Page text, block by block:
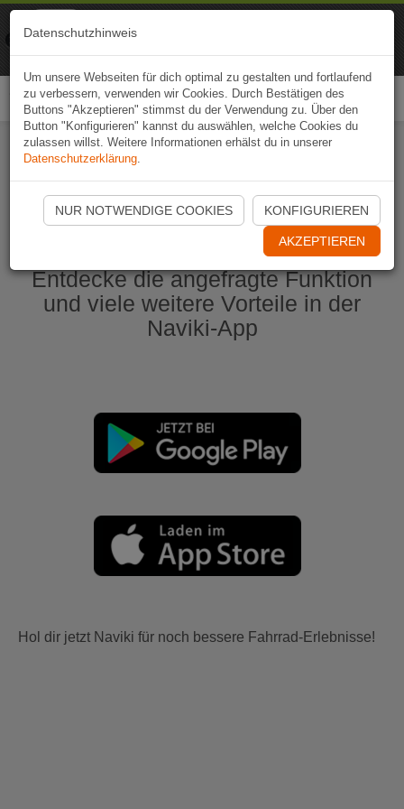
Naviki App jetzt öffnen
Entdecke die angefragte Funktion
und viele weitere Vorteile in der
Naviki-App
Hol dir jetzt Naviki für noch bessere Fahrrad-Erlebnisse!
Datenschutzhinweis
Um unsere Webseiten für dich optimal zu gestalten und fortlaufend
zu verbessern, verwenden wir Cookies. Durch Bestätigen des
Buttons "Akzeptieren" stimmst du der Verwendung zu. Über den
Button "Konfigurieren" kannst du auswählen, welche Cookies du
zulassen willst. Weitere Informationen erhälst du in unserer
Datenschutzerklärung.
NUR NOTWENDIGE COOKIES KONFIGURIEREN
AKZEPTIEREN
Naviki